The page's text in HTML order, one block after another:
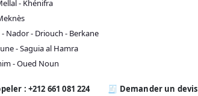
- Khénifra
Nador - Driouch - Berkane
- Saguia al Hamra
- Oued Noun
: +212 661 081 224 🧾 Demander un devis